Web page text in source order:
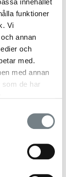
innehållet
funktioner
Vi
annan
och
med.
med annan
som de har
med en